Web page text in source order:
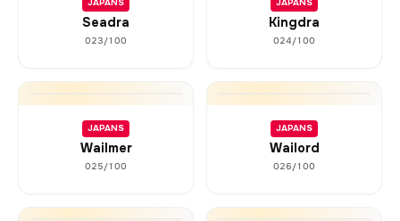
JAPANS
Seadra
023/100
JAPANS
Kingdra
024/100
JAPANS
Wailmer
025/100
JAPANS
Wailord
026/100